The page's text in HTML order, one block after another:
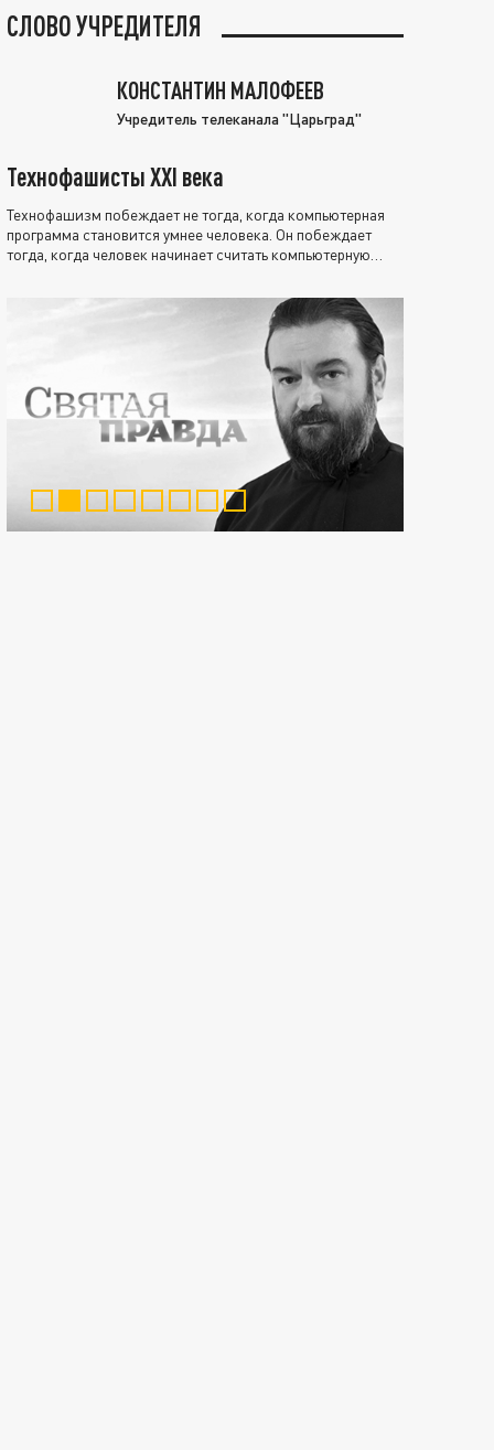
СЛОВО УЧРЕДИТЕЛЯ
КОНСТАНТИН МАЛОФЕЕВ
Учредитель телеканала "Царьград"
Технофашисты XXI века
Технофашизм побеждает не тогда, когда компьютерная
программа становится умнее человека. Он побеждает
тогда, когда человек начинает считать компьютерную